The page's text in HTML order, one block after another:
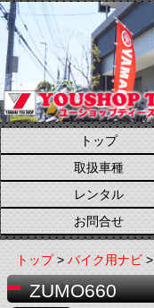
トップ
取扱車種
レンタル
お問合せ
トップ>バイク用ナビ
ZUMO660